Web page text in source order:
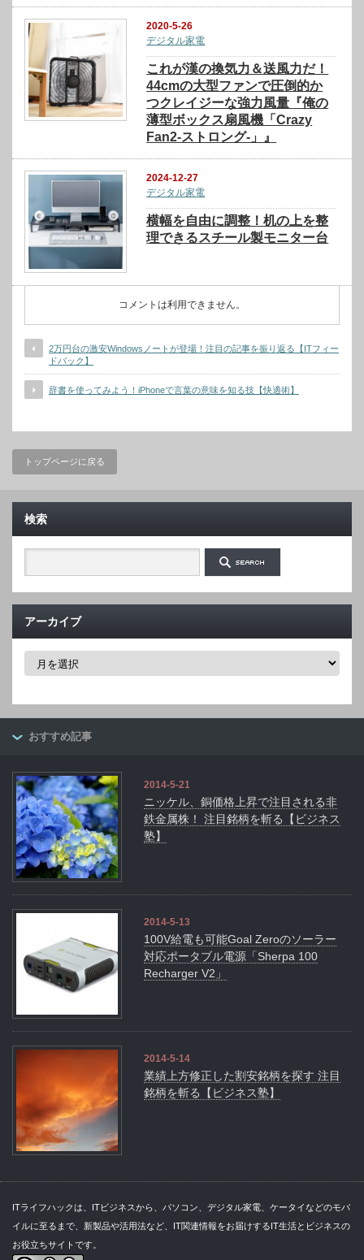
2020-5-26
デジタル家電
これが漢の換気力＆送風力だ！
44cmの大型ファンで圧倒的か
つクレイジーな強力風量『俺の
薄型ボックス扇風機「Crazy
Fan2-ストロング-」』
2024-12-27
デジタル家電
横幅を自由に調整！机の上を整
理できるスチール製モニター台
コメントは利用できません。
2万円台の激安Windowsノートが登場！注目の記事を振り返る【ITフィー
ドバック】
辞書を使ってみよう！iPhoneで言葉の意味を知る技【快適術】
トップページに戻る
検索
アーカイブ
ア
ブ
おすすめ記事
2014-5-21
ニッケル、銅価格上昇で注目される非
鉄金属株！ 注目銘柄を斬る【ビジネス
塾】
2014-5-13
100V給電も可能Goal Zeroのソーラー
対応ポータブル電源「Sherpa 100
Recharger V2」
2014-5-14
業績上方修正した割安銘柄を探す 注目
銘柄を斬る【ビジネス塾】
ITライフハックは、ITビジネスから、パソコン、デジタル家電、ケータイなどのモバ
イルに至るまで、新製品や活用法など、IT関連情報をお届けするIT生活とビジネスの
お役立ちサイトです。